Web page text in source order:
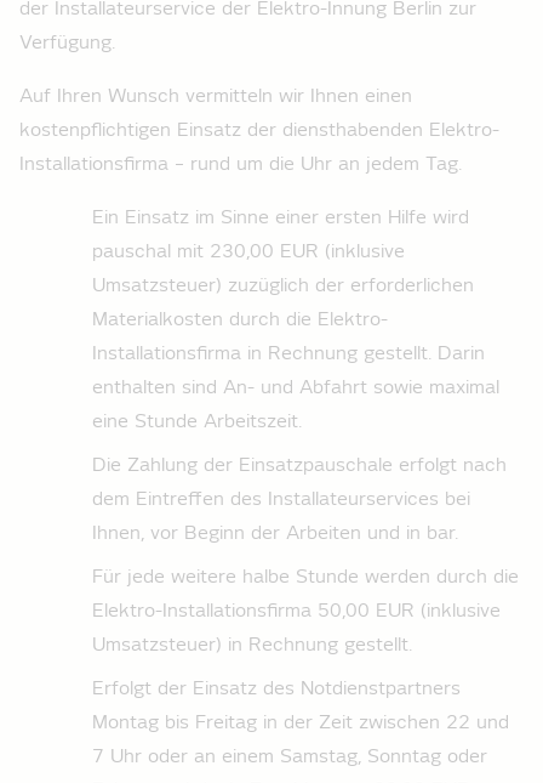
der Installateur­service der Elektro-Innung Berlin zur
Verfügung.
Auf Ihren Wunsch vermitteln wir Ihnen einen
kostenpflichtigen Einsatz der diensthabenden Elektro-
Installationsfirma – rund um die Uhr an jedem Tag.
Ein Einsatz im Sinne einer ersten Hilfe wird
pauschal mit 230,00 EUR (inklusive
Umsatzsteuer) zuzüglich der erforderlichen
Materialkosten durch die Elektro-
Installationsfirma in Rechnung gestellt. Darin
enthalten sind An- und Abfahrt sowie maximal
eine Stunde Arbeitszeit.
Die Zahlung der Einsatzpauschale erfolgt nach
dem Eintreffen des Installateur­services bei
Ihnen, vor Beginn der Arbeiten und in bar.
Für jede weitere halbe Stunde werden durch die
Elektro-Installationsfirma 50,00 EUR (inklusive
Umsatzsteuer) in Rechnung gestellt.
Erfolgt der Einsatz des Notdienstpartners
Montag bis Freitag in der Zeit zwischen 22 und
7 Uhr oder an einem Samstag, Sonntag oder